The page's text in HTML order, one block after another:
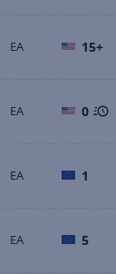
EA 15+
EA 0
EA 1
EA 5